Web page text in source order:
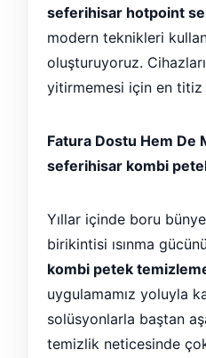
seferihisar hotpoint
modern teknikleri
oluşturuyoruz.
yitirmemesi için en titiz
Fatura Dostu Hem De
seferihisar kombi
Yıllar içinde boru
birikintisi ısınma
kombi petek
uygulamamız yoluyla
solüsyonlarla baştan
temizlik neticesinde